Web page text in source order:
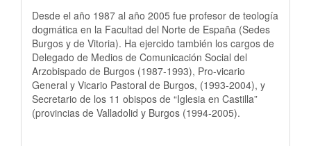
Desde el año 1987 al año 2005 fue profesor de teología
dogmática en la Facultad del Norte de España (Sedes
Burgos y de Vitoria). Ha ejercido también los cargos de
Delegado de Medios de Comunicación Social del
Arzobispado de Burgos (1987-1993), Pro-vicario
General y Vicario Pastoral de Burgos, (1993-2004), y
Secretario de los 11 obispos de “Iglesia en Castilla”
(provincias de Valladolid y Burgos (1994-2005).